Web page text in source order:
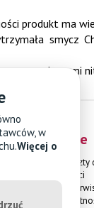
produkt ma
smycz
są stalowymi
Informacje
Dostawa i
Formy płatności
Gwarancja i
Polityka
w
Więcej o